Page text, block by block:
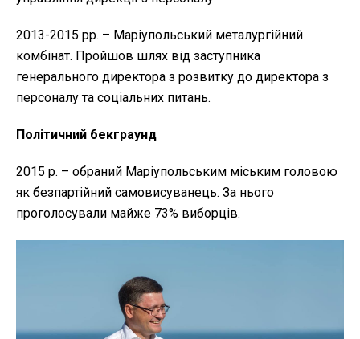
2013-2015 рр. – Маріупольський металургійний
комбінат. Пройшов шлях від заступника
генерального директора з розвитку до директора з
персоналу та соціальних питань.
Політичний бекграунд
2015 р. – обраний Маріупольським міським головою
як безпартійний самовисуванець. За нього
проголосували майже 73% виборців.